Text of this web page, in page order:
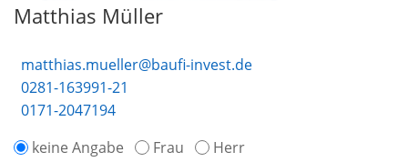
Matthias Müller
matthias.mueller@baufi-invest.de
0281-163991-21
0171-2047194
keine Angabe
Frau Herr